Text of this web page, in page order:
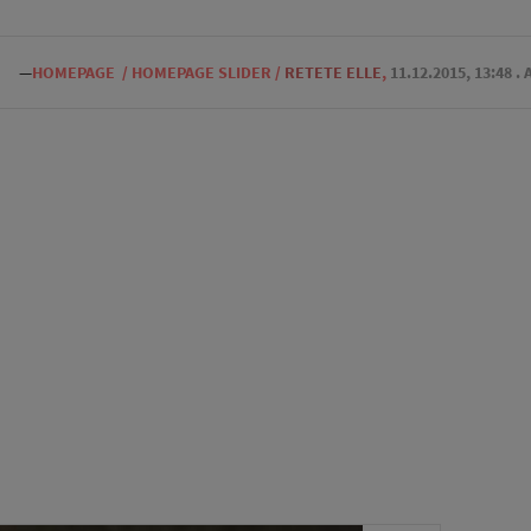
—HOMEPAGE / HOMEPAGE SLIDER / RETETE ELLE, 11.12.2015, 13:48 .